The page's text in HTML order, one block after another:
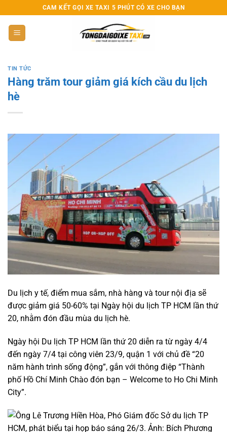
CAM KẾT GỌI XE TAXI 5 PHÚT CÓ XE CHO BẠN
TIN TỨC
Hàng trăm tour giảm giá kích cầu du lịch
hè
Du lịch y tế, điểm mua sắm, nhà hàng và tour nội địa sẽ
được giảm giá 50-60% tại Ngày hội du lịch TP HCM lần thứ
20, nhằm đón đầu mùa du lịch hè.
Ngày hội Du lịch TP HCM lần thứ 20 diễn ra từ ngày 4/4
đến ngày 7/4 tại công viên 23/9, quận 1 với chủ đề “20
năm hành trình sống động”, gắn với thông điệp “Thành
phố Hồ Chí Minh Chào đón bạn – Welcome to Ho Chi Minh
City”.